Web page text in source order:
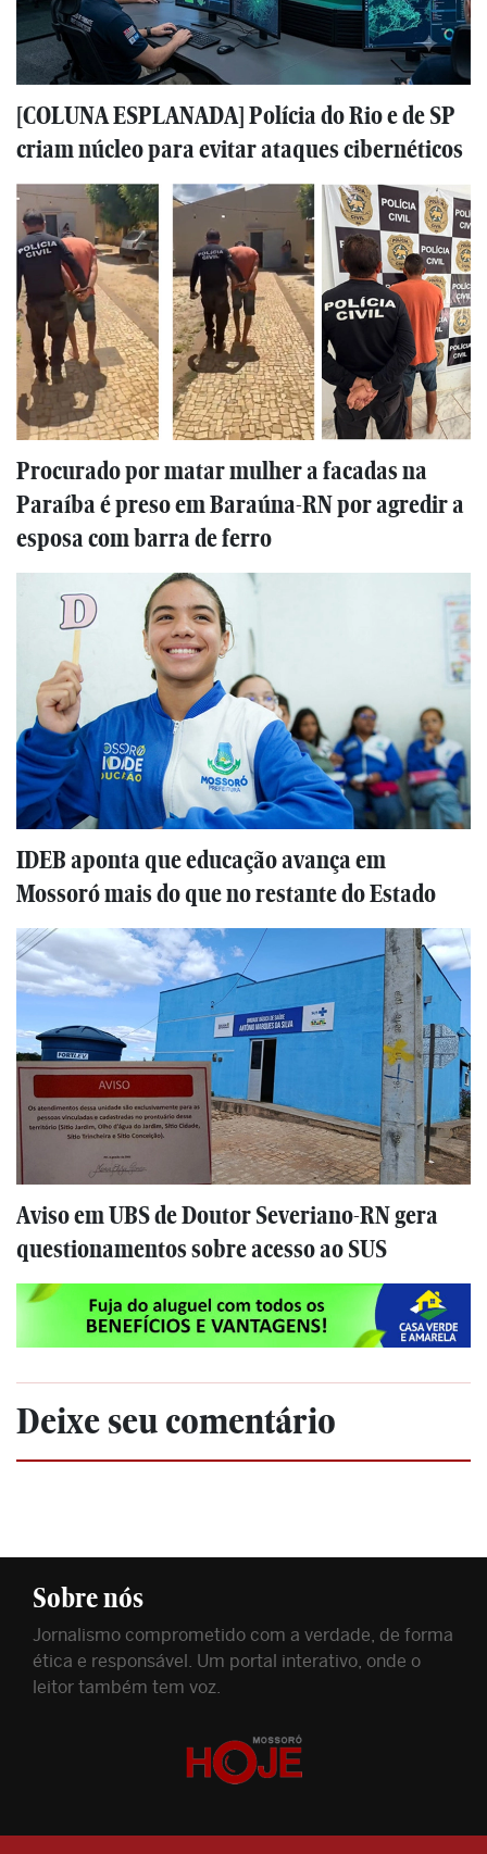
[COLUNA ESPLANADA] Polícia do Rio e de SP
criam núcleo para evitar ataques cibernéticos
Procurado por matar mulher a facadas na
Paraíba é preso em Baraúna-RN por agredir a
esposa com barra de ferro
IDEB aponta que educação avança em
Mossoró mais do que no restante do Estado
Aviso em UBS de Doutor Severiano-RN gera
questionamentos sobre acesso ao SUS
Deixe seu comentário
Sobre nós
Jornalismo comprometido com a verdade, de forma
ética e responsável. Um portal interativo, onde o
leitor também tem voz.